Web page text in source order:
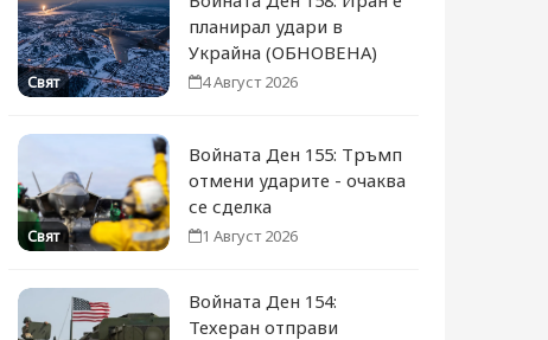
Свят
планирал удари в
Украйна (ОБНОВЕНА)
4 Август 2026
Свят
Войната Ден 155: Тръмп
отмени ударите - очаква
се сделка
1 Август 2026
Войната Ден 154:
Техеран отправи